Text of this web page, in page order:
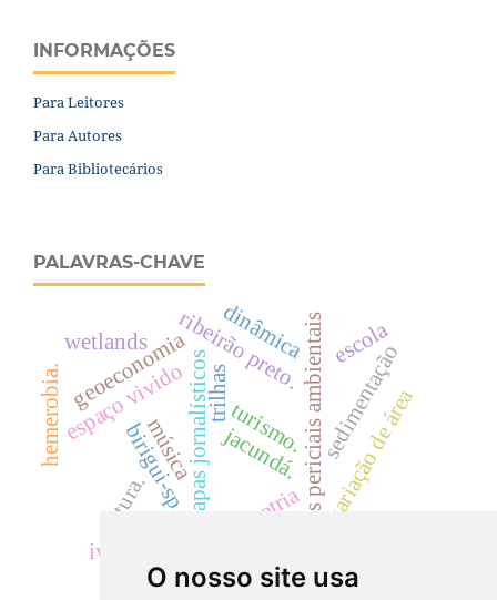
O nosso site usa
INFORMAÇÕES
Para Leitores
Para Autores
Para Bibliotecários
PALAVRAS-CHAVE
mapas jornalísticos
birigui-sp. jacundá.laudos periciais ambientais
ribeirão preto.
espaço vivido
cultura. variação de área
geoeconomia
turismo.
morfometria
trilhas sedimentação
hemerobia.
escola
ivaiporã.
música
dinâmica
wetlands